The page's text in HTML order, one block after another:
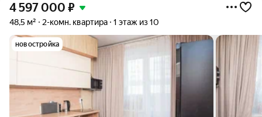
4 597 000 ₽
48,5 м² 2-комн. квартира 1 этаж из 10
новостройка